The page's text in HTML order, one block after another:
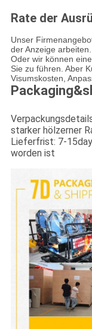
Rate der
Unser
der Anzeige arbeiten.
Oder wir können
Sie zu führen. Aber
Visumskosten,
starker hölzerner
Lieferfrist: 7-
worden ist